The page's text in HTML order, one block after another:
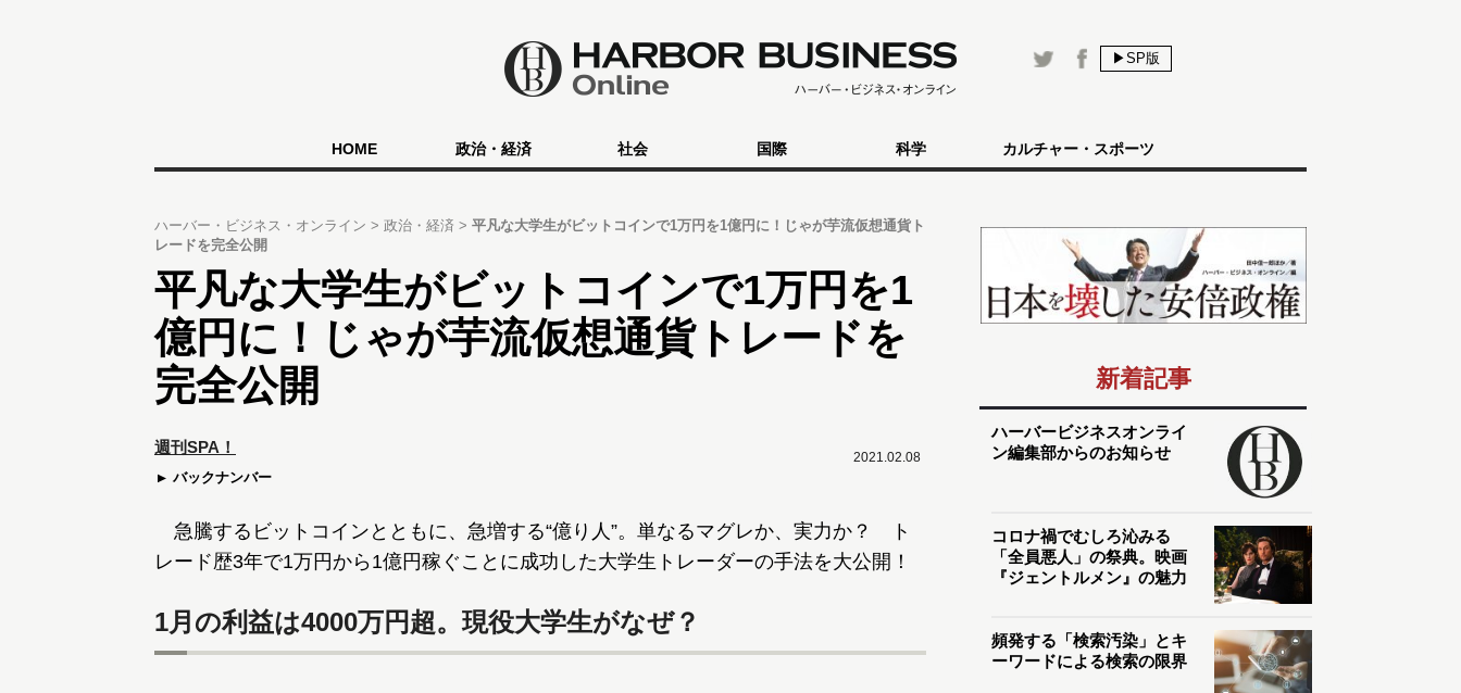
▶SP版
HOME 政治・経済 社会 国際 科学 カルチャー・スポーツ
ハーバー・ビジネス・オンライン 政治・経済
平凡な大学生がビットコインで1万円を1億円に！じゃが芋流仮想通貨ト
レードを完全公開
平凡な大学生がビットコインで1万円を1
億円に！じゃが芋流仮想通貨トレードを
完全公開
2021.02.08
週刊SPA！
バックナンバー
急騰するビットコインとともに、急増する“億り人”。単なるマグレか、実力か？ ト
レード歴3年で1万円から1億円稼ぐことに成功した大学生トレーダーの手法を大公開！
1月の利益は4000万円超。現役大学生がなぜ？
新着記事
ハーバービジネスオンライ
ン編集部からのお知らせ
コロナ禍でむしろ沁みる
「全員悪人」の祭典。映画
『ジェントルメン』の魅力
頻発する「検索汚染」とキ
ーワードによる検索の限界